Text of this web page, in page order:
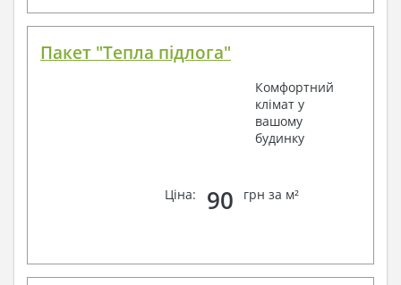
Пакет "Тепла підлога"
Комфортний
клімат у
вашому
будинку
Ціна: 90 грн за м²